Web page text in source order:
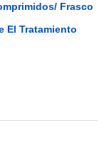
Frasco
El Tratamiento